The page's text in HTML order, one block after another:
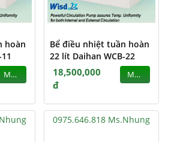
hoàn
MUA
Bể điều nhiệt tuần hoàn
22 lít Daihan WCB-22
18,500,000
đ
MUA
0975.646.818 Ms.Nhung